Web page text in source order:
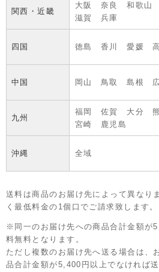
関西・近畿
大阪 奈良 和歌山
滋賀 兵庫
四国 徳島 香川 愛媛
中国 岡山 鳥取 島根
九州
福岡 佐賀 大分
宮崎 鹿児島
沖縄 全域
送料は商品のお届け先によって異なり
く最低料金の1個口でご請求致します。
※同一のお届け先への商品合計金額が
料無料となります。
ただし複数のお届け先へ送る場合は、
品合計金額が5,400円以上でなければ